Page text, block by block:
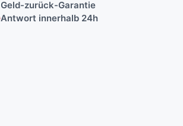
Geld-zurück-Garantie
Antwort innerhalb 24h